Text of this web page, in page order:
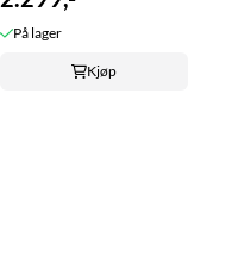
På lager
Kjøp